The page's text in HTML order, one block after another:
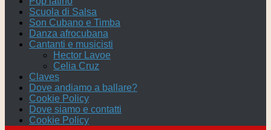
Scuola di Salsa
Son Cubano e Timba
Danza afrocubana
Cantanti e musicisti
Hector Lavoe
Celia Cruz
Claves
Dove andiamo a ballare?
Cookie Policy
Dove siamo e contatti
Cookie Policy